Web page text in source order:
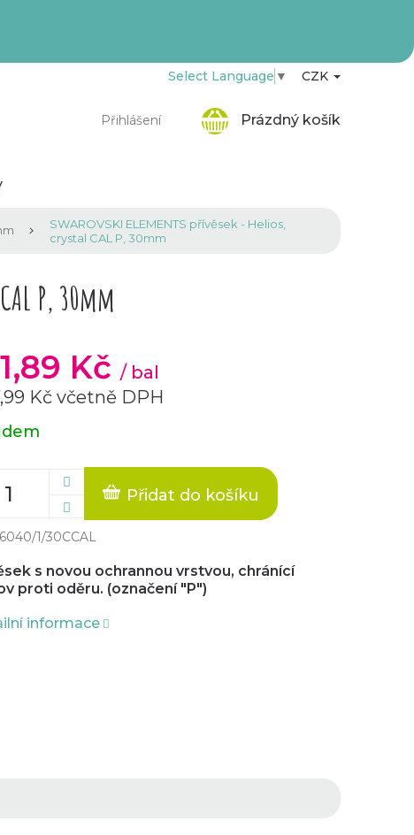
Přihlášení
Select Language ▼ CZK
Prázdný košík
SWAROVSKI ELEMENTS přívěsek - Helios,
crystal CAL P, 30mm
P, 30mm
Kč / bal
Kč včetně DPH
Přidat do košíku
6040/1/30CCAL
s novou ochrannou vrstvou, chránící
proti oděru. (označení "P")
informace